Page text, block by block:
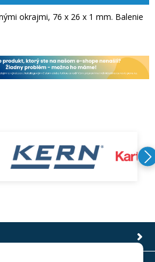
okrajmi, 76 x 26 x 1 mm. Balenie